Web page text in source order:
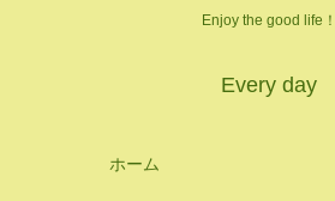
Enjoy the good life！
Every day
ホーム